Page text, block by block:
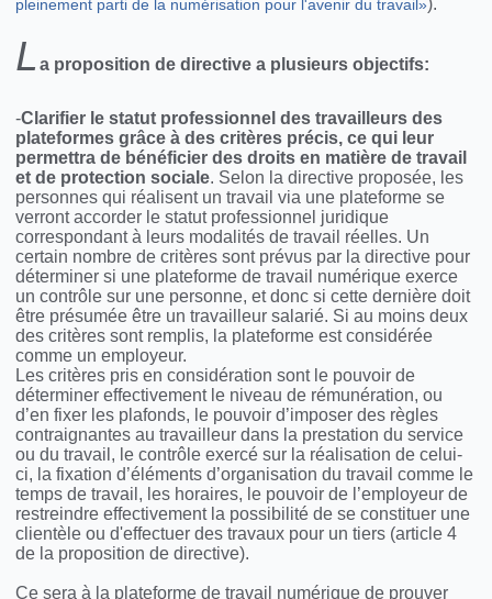
pleinement parti de la numérisation pour l'avenir du travail»
La proposition de directive a plusieurs objectifs:
-Clarifier le statut professionnel des travailleurs des
plateformes grâce à des critères précis, ce qui leur
permettra de bénéficier des droits en matière de travail
et de protection sociale. Selon la directive proposée, les
personnes qui réalisent un travail via une plateforme se
verront accorder le statut professionnel juridique
correspondant à leurs modalités de travail réelles. Un
certain nombre de critères sont prévus par la directive pour
déterminer si une plateforme de travail numérique exerce
un contrôle sur une personne, et donc si cette dernière doit
être présumée être un travailleur salarié. Si au moins deux
des critères sont remplis, la plateforme est considérée
comme un employeur.
Les critères pris en considération sont le pouvoir de
déterminer effectivement le niveau de rémunération, ou
d’en fixer les plafonds, le pouvoir d’imposer des règles
contraignantes au travailleur dans la prestation du service
ou du travail, le contrôle exercé sur la réalisation de celui-
ci, la fixation d’éléments d’organisation du travail comme le
temps de travail, les horaires, le pouvoir de l’employeur de
restreindre effectivement la possibilité de se constituer une
clientèle ou d'effectuer des travaux pour un tiers (article 4
de la proposition de directive).
Ce sera à la plateforme de travail numérique de prouver